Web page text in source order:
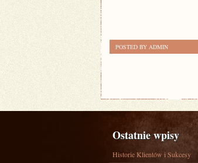
POSTED BY ADMIN
Ostatnie wpisy
Historie Klientów i Sukcesy